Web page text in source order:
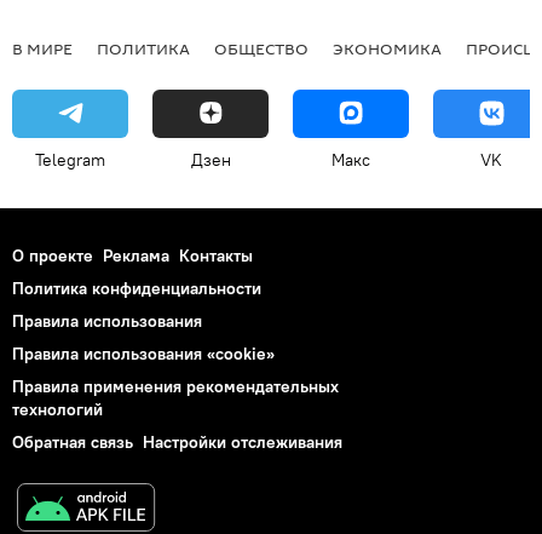
В МИРЕ ПОЛИТИКА ОБЩЕСТВО ЭКОНОМИКА
Telegram Дзен Макс VK
О проекте Реклама Контакты
Политика конфиденциальности
Правила использования
Правила использования «cookie»
Правила применения рекомендательных
технологий
Обратная связь Настройки отслеживания